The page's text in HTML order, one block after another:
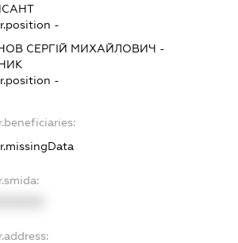
-
СЕРГІЙ МИХАЙЛОВИЧ -
-